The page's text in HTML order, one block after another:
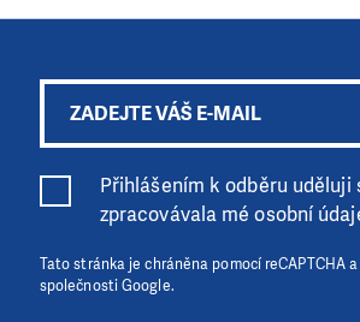
Přihlášením k odběru uděluji
zpracovávala mé osobní
Tato stránka je chráněna pomocí reCAPTCHA
společnosti Google.